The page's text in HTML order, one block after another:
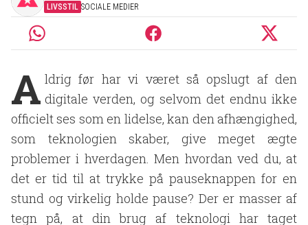
LIVSSTIL SOCIALE MEDIER
A ldrig før har vi været så opslugt af den
digitale verden, og selvom det endnu ikke
officielt ses som en lidelse, kan den afhængighed,
som teknologien skaber, give meget ægte
problemer i hverdagen. Men hvordan ved du, at
det er tid til at trykke på pauseknappen for en
stund og virkelig holde pause? Der er masser af
tegn på, at din brug af teknologi har taget